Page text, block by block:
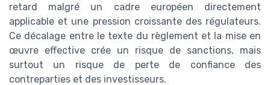
retard malgré un cadre européen directement
applicable et une pression croissante des régulateurs.
Ce décalage entre le texte du règlement et la mise en
œuvre effective crée un risque de sanctions, mais
surtout un risque de perte de confiance des
contreparties et des investisseurs.